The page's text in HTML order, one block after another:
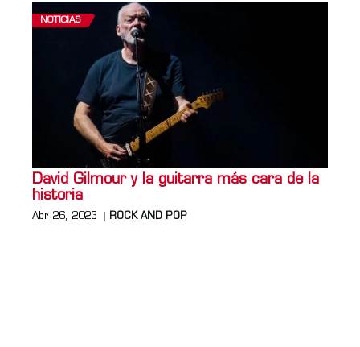
NOTICIAS
David Gilmour y la guitarra más cara de la
historia
Abr 26, 2023 ROCK AND POP